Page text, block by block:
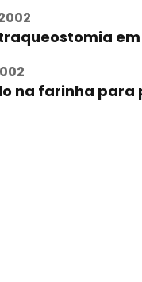
na farinha